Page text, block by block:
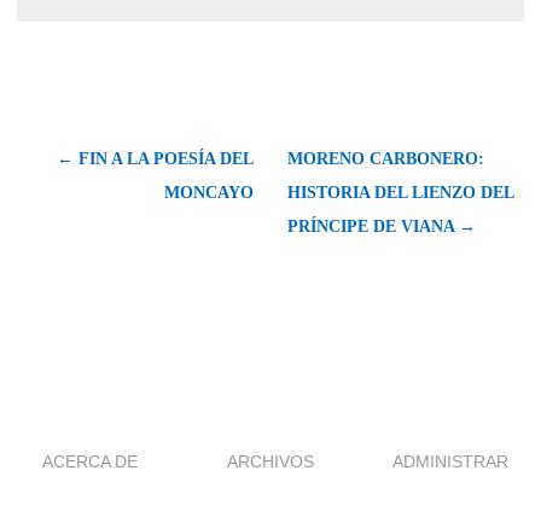
← FIN A LA POESÍA DEL
MONCAYO
MORENO CARBONERO:
HISTORIA DEL LIENZO DEL
PRÍNCIPE DE VIANA →
ACERCA DE ARCHIVOS ADMINISTRAR